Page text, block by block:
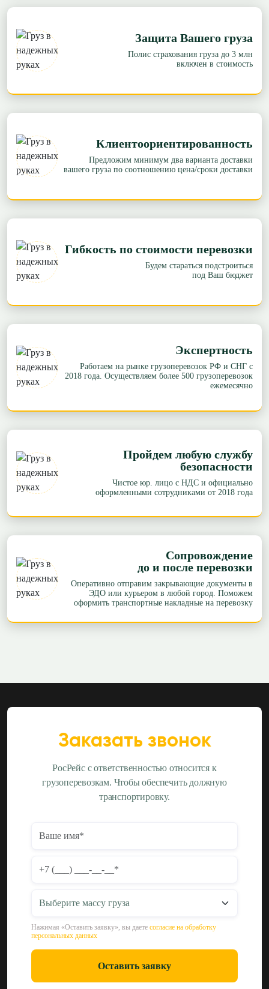
Защита Вашего груза
Полис страхования груза до 3 млн
включен в стоимость
Клиентоориентированность
Предложим минимум два варианта доставки
вашего груза по соотношению цена/сроки доставки
Гибкость по стоимости перевозки
Будем стараться подстроиться
под Ваш бюджет
Экспертность
Работаем на рынке грузоперевозок РФ и СНГ с
2018 года. Осуществляем более 500 грузоперевозок
ежемесячно
Пройдем любую службу
безопасности
Чистое юр. лицо с НДС и официально
оформленными сотрудниками от 2018 года
Сопровождение
до и после перевозки
Оперативно отправим закрывающие документы в
ЭДО или курьером в любой город. Поможем
оформить транспортные накладные на перевозку
Заказать звонок
РосРейс с ответственностью относится к
грузоперевозкам. Чтобы обеспечить должную
транспортировку.
Нажимая «Оставить заявку», вы даете согласие на обработку
персональных данных
Оставить заявку